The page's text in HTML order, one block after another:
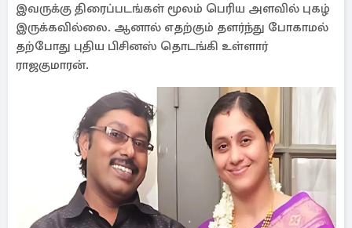
இவருக்கு திரைப்படங்கள் மூலம் பெரிய அளவில் புகழ்
இருக்கவில்லை. ஆனால் எதற்கும் தளர்ந்து போகாமல்
தற்போது புதிய பிசினஸ் தொடங்கி உள்ளார்
ராஜகுமாரன்.